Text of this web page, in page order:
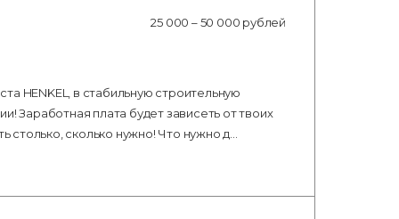
25 000 – 50 000 рублей
HENKEL, в стабильную строительную
Заработная плата будет зависеть от твоих
столько, сколько нужно! Что нужно д…